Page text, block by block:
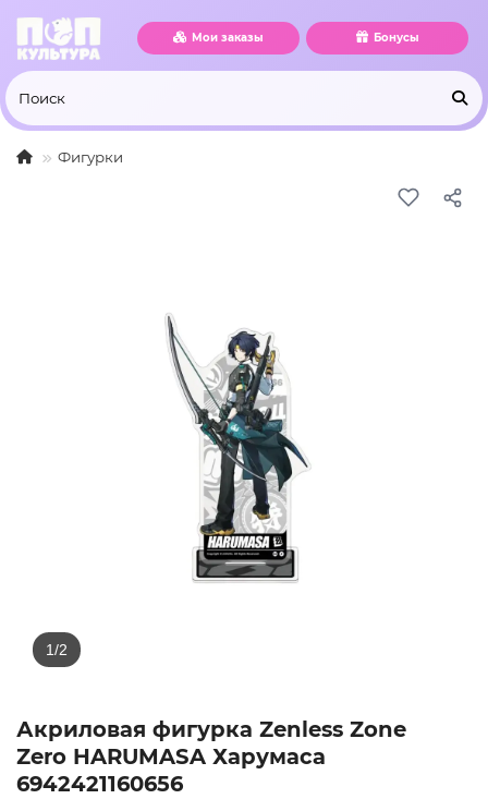
Мои заказы Бонусы
Фигурки
Акриловая фигурка Zenless Zone
Zero HARUMASA Харумаса
6942421160656